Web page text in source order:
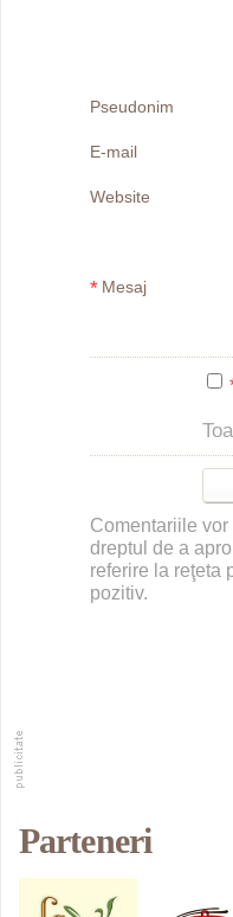
Pseudonim
E-mail
Website
* Mesaj
Comentariile
dreptul de a
referire la reţeta
pozitiv.
Parteneri